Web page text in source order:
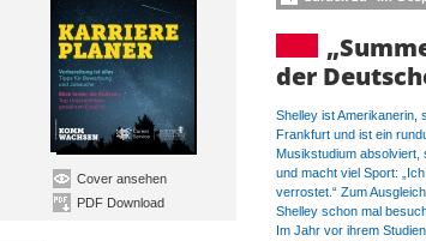
Cover ansehen
PDF Download
der
Shelley ist Amerikanerin,
Frankfurt und ist ein
Musikstudium absolviert,
und macht viel Sport:
verrostet.“ Zum
Shelley schon mal
Im Jahr vor ihrem